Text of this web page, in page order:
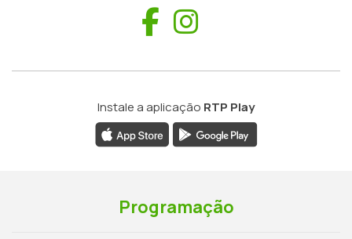
Facebook
Instale a aplicação RTP Play
Programação